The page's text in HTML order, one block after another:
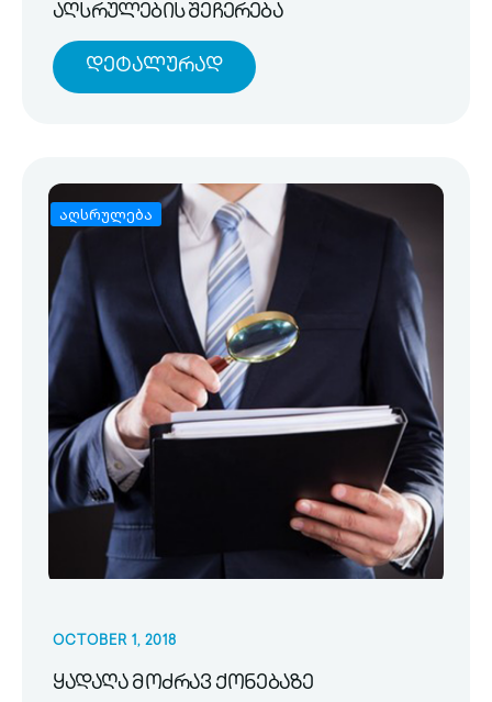
აღსრულების შეჩერება
Დეტალურად
აღსრულება
OCTOBER 1, 2018
ყადაღა მოძრავ ქონებაზე